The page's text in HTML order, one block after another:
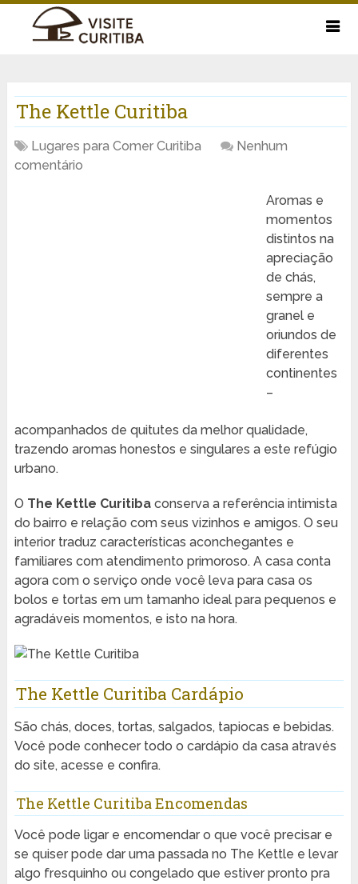
The Kettle Curitiba
Lugares para Comer Curitiba
Nenhum
comentário
Aromas e
momentos
distintos na
apreciação
de chás,
sempre a
granel e
oriundos de
diferentes
continentes
–
acompanhados de quitutes da melhor qualidade,
trazendo aromas honestos e singulares a este refúgio
urbano.
O The Kettle Curitibaconserva a referência intimista
do bairro e relação com seus vizinhos e amigos. O seu
interior traduz características aconchegantes e
familiares com atendimento primoroso. A casa conta
agora com o serviço onde você leva para casa os
bolos e tortas em um tamanho ideal para pequenos e
agradáveis momentos, e isto na hora.
The Kettle Curitiba Cardápio
São chás, doces, tortas, salgados, tapiocas e bebidas.
Você pode conhecer todo o cardápio da casa através
do site, acesse e confira.
The Kettle Curitiba Encomendas
Você pode ligar e encomendar o que você precisar e
se quiser pode dar uma passada no The Kettle e levar
algo fresquinho ou congelado que estiver pronto pra